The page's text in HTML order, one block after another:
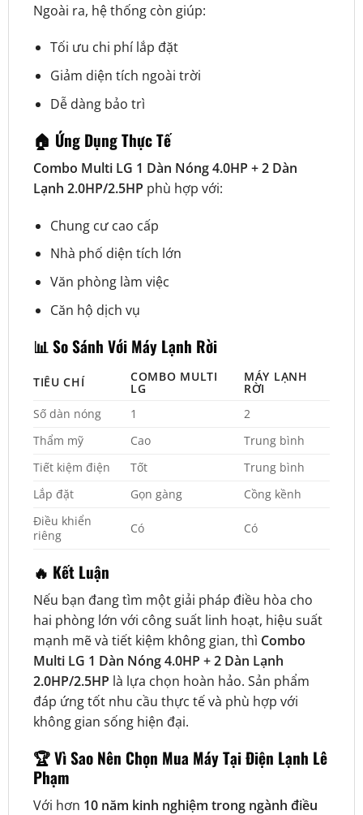
Ngoài ra, hệ thống còn giúp:
Tối ưu chi phí lắp đặt
Giảm diện tích ngoài trời
Dễ dàng bảo trì
🏠 Ứng Dụng Thực Tế
Combo Multi LG 1 Dàn Nóng 4.0HP + 2 Dàn
Lạnh 2.0HP/2.5HP phù hợp với:
Chung cư cao cấp
Nhà phố diện tích lớn
Văn phòng làm việc
Căn hộ dịch vụ
📊 So Sánh Với Máy Lạnh Rời
TIÊU CHÍ COMBO MULTI
LG
MÁY LẠNH
RỜI
Số dàn nóng
1
2
Thẩm mỹ
Cao
Trung bình
Tiết kiệm điện
Tốt
Trung bình
Lắp đặt
Gọn gàng
Cồng kềnh
Điều khiển
riêng
Có Có
🔥 Kết Luận
Nếu bạn đang tìm một giải pháp điều hòa cho
hai phòng lớn với công suất linh hoạt, hiệu suất
mạnh mẽ và tiết kiệm không gian, thì Combo
Multi LG 1 Dàn Nóng 4.0HP + 2 Dàn Lạnh
2.0HP/2.5HP là lựa chọn hoàn hảo. Sản phẩm
đáp ứng tốt nhu cầu thực tế và phù hợp với
không gian sống hiện đại.
🏆Vì Sao Nên Chọn Mua Máy Tại Điện Lạnh Lê
Phạm
Với hơn 10 năm kinh nghiệm trong ngành điều